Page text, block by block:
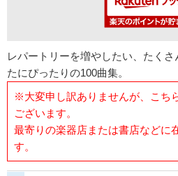
レパートリーを増やしたい、たく
たにぴったりの100曲集。
※大変申し訳ありませんが、こち
ございます。
最寄りの楽器店または書店などに
す。